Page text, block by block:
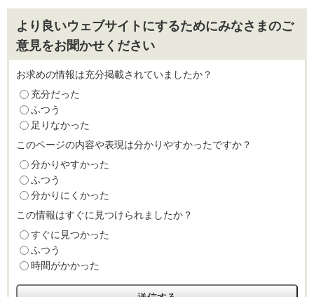
より良いウェブサイトにするためにみなさまのご
意見をお聞かせください
お求めの情報は充分掲載されていましたか？
充分だった
ふつう
足りなかった
このページの内容や表現は分かりやすかったですか？
分かりやすかった
ふつう
分かりにくかった
この情報はすぐに見つけられましたか？
すぐに見つかった
ふつう
時間がかかった